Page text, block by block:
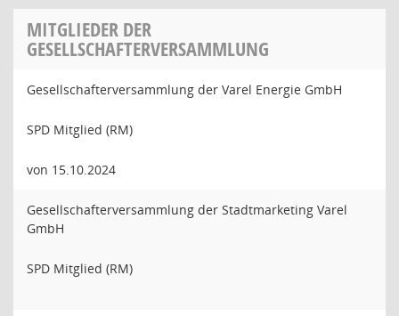
MITGLIEDER DER
GESELLSCHAFTERVERSAMMLUNG
Gesellschafterversammlung der Varel Energie GmbH
SPD Mitglied (RM)
von 15.10.2024
Gesellschafterversammlung der Stadtmarketing Varel
GmbH
SPD Mitglied (RM)